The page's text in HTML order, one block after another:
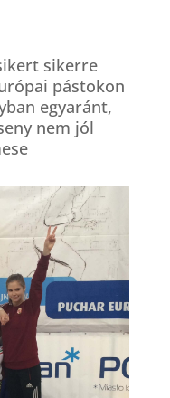
sikerre
pástokon
egyaránt,
nem jól